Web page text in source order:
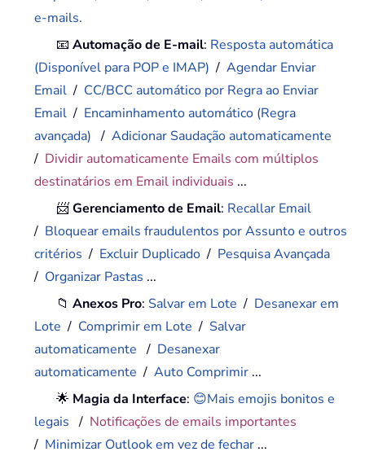
e-mails.
📧Automação de E-mail: Resposta automática
(Disponível para POP e IMAP) /Agendar Enviar
Email / CC/BCC automático por Regra ao Enviar
Email / Encaminhamento automático (Regra
avançada) /Adicionar Saudação automaticamente
/ Dividir automaticamente Emails com múltiplos
destinatários em Email individuais ...
📨Gerenciamento de Email: Recallar Email
/ Bloquear emails fraudulentos por Assunto e outros
critérios / Excluir Duplicado / Pesquisa Avançada
/ Organizar Pastas ...
📁Anexos Pro: Salvar em Lote / Desanexar em
Lote / Comprimir em Lote / Salvar
automaticamente / Desanexar
automaticamente /Auto Comprimir ...
🌟 Magia da Interface: 😊Mais emojis bonitos e
legais / Notificações de emails importantes
/ Minimizar Outlook em vez de fechar ...